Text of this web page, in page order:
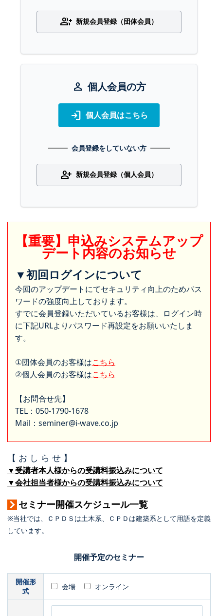
group_add 新規会員登録（団体会員）
person 個人会員の方
login 個人会員はこちら
会員登録をしていない方
person_add 新規会員登録（個人会員）
【重要】申込みシステムアップ
デート内容のお知らせ
▼初回ログインについて
今回のアップデートにてセキュリティ向上のためパス
ワードの強度向上しております。
すでに会員登録いただいているお客様は、ログイン時
に下記URLよりパスワード再設定をお願いいたしま
す。
①団体会員のお客様はこちら
②個人会員のお客様はこちら
【お問合せ先】
TEL：050-1790-1678
Mail：seminer@i-wave.co.jp
【 お し ら せ 】
▼受講者本人様からの受講料振込みについて
▼会社担当者様からの受講料振込みについて
セミナー開催スケジュール一覧
※当社では、ＣＰＤＳは土木系、ＣＰＤは建築系として用語を定義
しています。
開催予定のセミナー
開催形
式
会場 オンライン